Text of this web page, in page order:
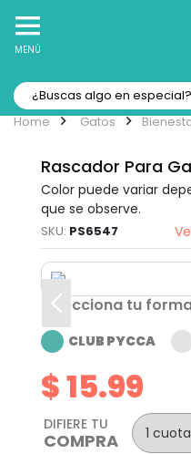
MENÚ
Gatos
Rascador Para
Color puede variar
que se observe.
PS6547
Selecciona tu
CLUB PYCCA
$ 15.99
DIFIERE TU
COMPRA